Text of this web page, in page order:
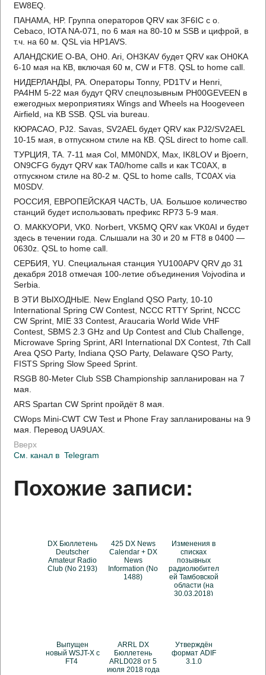
EW8EQ.
ПАНАМА, HP. Группа операторов QRV как 3F6IC с о.
Cebaco, IOTA NA-071, по 6 мая на 80-10 м SSB и цифрой, в
т.ч. на 60 м. QSL via HP1AVS.
АЛАНДСКИЕ О-ВА, OH0. Ari, OH3KAV будет QRV как OH0KA
6-10 мая на КВ, включая 60 м, CW и FT8. QSL to home call.
НИДЕРЛАНДЫ, PA. Операторы Tonny, PD1TV и Henri,
PA4HM 5-22 мая будут QRV спецпозывным PH00GEVEEN в
ежегодных мероприятиях Wings and Wheels на Hoogeveen
Airfield, на КВ SSB. QSL via bureau.
КЮРАСАО, PJ2. Savas, SV2AEL будет QRV как PJ2/SV2AEL
10-15 мая, в отпускном стиле на КВ. QSL direct to home call.
ТУРЦИЯ, TA. 7-11 мая Col, MM0NDX, Max, IK8LOV и Bjoern,
ON9CFG будут QRV как TA0/home calls и как TC0AX, в
отпускном стиле на 80-2 м. QSL to home calls, TC0AX via
M0SDV.
РОССИЯ, ЕВРОПЕЙСКАЯ ЧАСТЬ, UA. Большое количество
станций будет использовать префикс RP73 5-9 мая.
О. МАККУОРИ, VK0. Norbert, VK5MQ QRV как VK0AI и будет
здесь в течении года. Слышали на 30 и 20 м FT8 в 0400 —
0630z. QSL to home call.
СЕРБИЯ, YU. Специальная станция YU100APV QRV до 31
декабря 2018 отмечая 100-летие объединения Vojvodina и
Serbia.
В ЭТИ ВЫХОДНЫЕ. New England QSO Party, 10-10
International Spring CW Contest, NCCC RTTY Sprint, NCCC
CW Sprint, MIE 33 Contest, Araucaria World Wide VHF
Contest, SBMS 2.3 GHz and Up Contest and Club Challenge,
Microwave Spring Sprint, ARI International DX Contest, 7th Call
Area QSO Party, Indiana QSO Party, Delaware QSO Party,
FISTS Spring Slow Speed Sprint.
RSGB 80-Meter Club SSB Championship запланирован на 7
мая.
ARS Spartan CW Sprint пройдёт 8 мая.
CWops Mini-CWT CW Test и Phone Fray запланированы на 9
мая. Перевод UA9UAX.
Вверх
См. канал в Telegram
Похожие записи:
DX Бюллетень
Deutscher
Amateur Radio
Club (No 2193)
425 DX News
Calendar + DX
News
Information (No
1488)
Изменения в
списках
позывных
радиолюбител
ей Тамбовской
области (на
30.03.2018)
Выпущен
новый WSJT-X с
FT4
ARRL DX
Бюллетень
ARLD028 от 5
июля 2018 года
Утверждён
формат ADIF
3.1.0